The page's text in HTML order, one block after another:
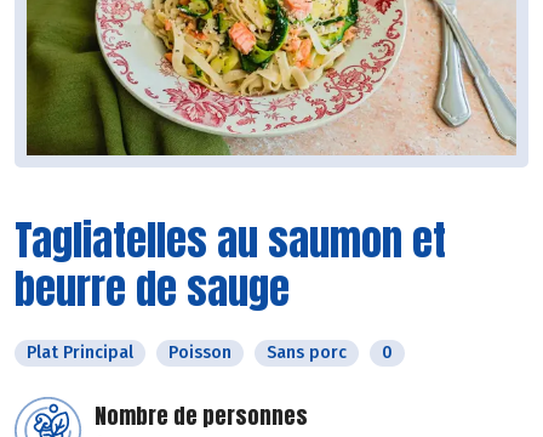
Tagliatelles au saumon et
beurre de sauge
Plat Principal Poisson Sans porc 0
Nombre de personnes